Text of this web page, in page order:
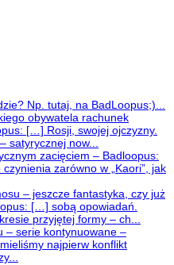
Np. tutaj, na BadLoopus;)...
obywatela rachunek
[…] Rosji, swojej ojczyzny.
satyrycznej now...
zacięciem – Badloopus:
zarówno w „Kaori”, jak
– jeszcze fantastyka, czy już
[…] sobą opowiadań.
przyjętej formy – ch...
– serie kontynuowane –
najpierw konflikt